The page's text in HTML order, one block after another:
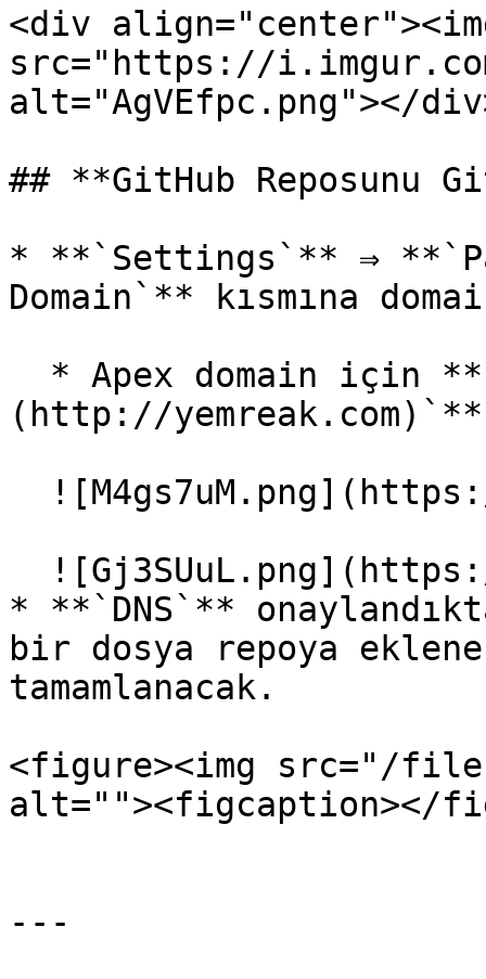
<div
src="https://
alt="AgVEfpc.png"></
## **GitHub Reposunu
* **`Settings`** ⇒
Domain`** kısmına
(http://
* **`DNS`**
bir dosya repoya
tamamlanacak.
<figure><img src="/files/
alt=""><figcaption></
---